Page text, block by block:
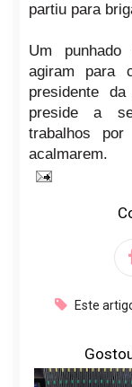
partiu para
Um punhado
agiram para
presidente
preside a
trabalhos
acalmarem.
Este